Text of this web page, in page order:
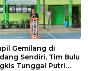
Gemilang di
Sendiri, Tim Bulu
Tunggal Putri